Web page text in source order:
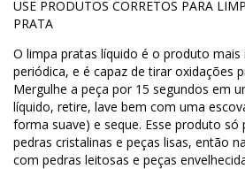
USE PRODUTOS CORRETOS PARA
PRATA
O limpa pratas líquido é o produto mais
periódica, e é capaz de tirar oxidações
Mergulhe a peça por 15 segundos em
líquido, retire, lave bem com uma
forma suave) e seque. Esse produto só
pedras cristalinas e peças lisas, então
com pedras leitosas e peças